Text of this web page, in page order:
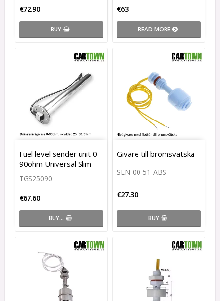
€72.90
BUY
€63
READ MORE
Fuel level sender unit 0-
90ohm Universal Slim
TGS25090
€67.60
BUY…
Givare till bromsvätska
SEN-00-51-ABS
€27.30
BUY